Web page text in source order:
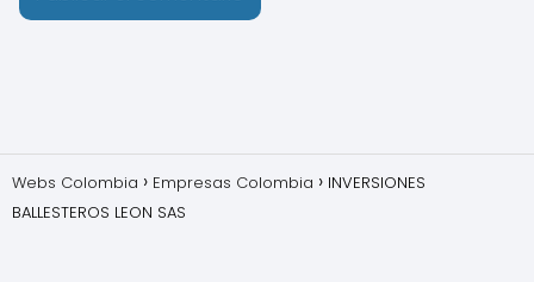
Webs Colombia Empresas Colombia
INVERSIONES
BALLESTEROS LEON SAS